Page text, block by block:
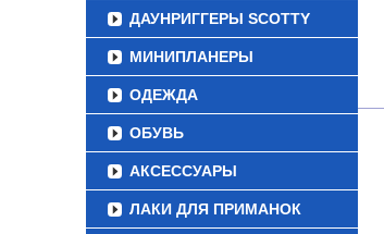
ДАУНРИГГЕРЫ SCOTTY
МИНИПЛАНЕРЫ
ОДЕЖДА
ОБУВЬ
АКСЕССУАРЫ
ЛАКИ ДЛЯ ПРИМАНОК